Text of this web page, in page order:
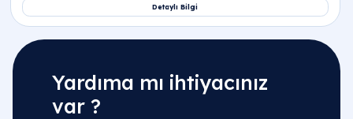
Yardıma mı ihtiyacınız
var ?